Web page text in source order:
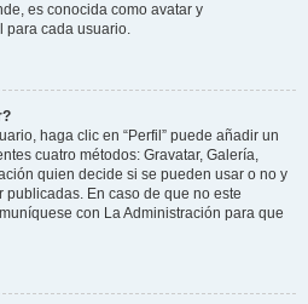
es conocida como avatar y
para cada usuario.
haga clic en “Perfil” puede añadir un
cuatro métodos: Gravatar, Galería,
quien decide si se pueden usar o no y
En caso de que no este
con La Administración para que